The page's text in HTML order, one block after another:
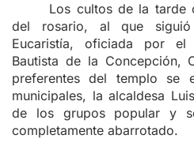
Los cultos de la tarde
del rosario, al que
Eucaristía, oficiada por
Bautista de la Concepción,
preferentes del templo se
municipales, la alcaldesa
de los grupos popular y
completamente abarrotado.